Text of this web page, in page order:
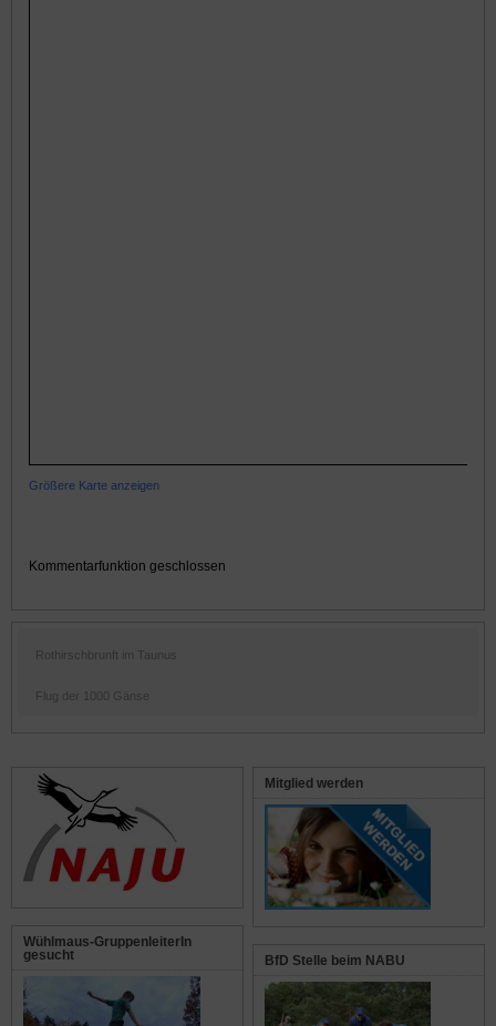
Größere Karte anzeigen
Kommentarfunktion geschlossen
Rothirschbrunft im Taunus
Flug der 1000 Gänse
Mitglied werden
BfD Stelle beim NABU
Wühlmaus-GruppenleiterIn
gesucht